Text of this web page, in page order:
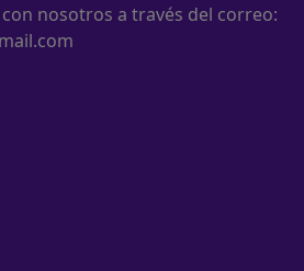
nosotros a través del correo: